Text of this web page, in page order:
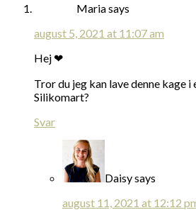
Mariasays
august 5, 2021 at 11:07 am
Hej ❤
Tror du jeg kan lave denne kage
Silikomart?
Svar
Daisysays
august 11, 2021 at 12:12